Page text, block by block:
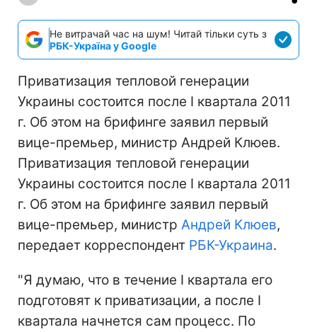
Не витрачай час на шум! Читай тільки суть з
РБК-Україна у Google
Приватизация тепловой генерации
Украины состоится после І квартала 2011
г. Об этом на брифинге заявил первый
вице-премьер, министр Андрей Клюев.
Приватизация тепловой генерации
Украины состоится после І квартала 2011
г. Об этом на брифинге заявил первый
вице-премьер, министр Андрей Клюев,
передает корреспондент РБК-Украина.
"Я думаю, что в течение І квартала его
подготовят к приватизации, а после І
квартала начнется сам процесс. По